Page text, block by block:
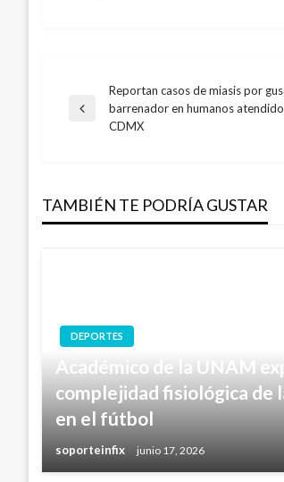
Navegación
entradas
Entrada
Reportan casos de miasis por
barrenador en humanos
CDMX
TAMBIÉN TE PODRÍA GUSTAR
DEPORTES
Académico de la UNAM
complejidad fisiológica de
en el fútbol
soporteinfix junio 17, 2026